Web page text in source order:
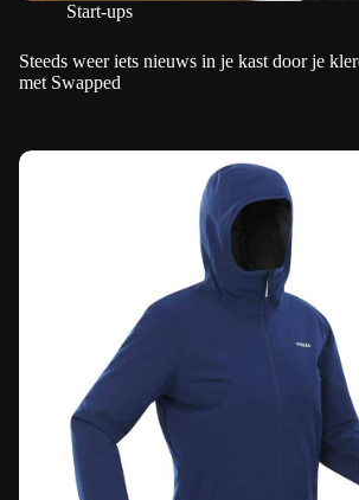
Start-ups
Steeds weer iets nieuws in je kast door je
met Swapped